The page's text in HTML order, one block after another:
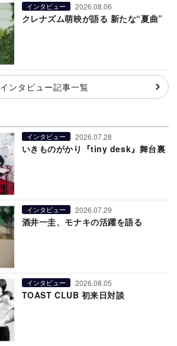
インタビュー 2026.08.06
クレナズム萌映が語る 新たな“夏曲”
インタビュー記事一覧
インタビュー 2026.07.28
いきものがかり『tiny desk』舞台裏
インタビュー 2026.07.29
酒井一圭、モナキの活躍を語る
インタビュー 2026.08.05
TOAST CLUB 初来日対談